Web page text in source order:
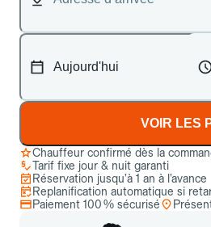
VOIR LES
Chauffeur confirmé dès la
Tarif fixe jour & nuit garanti
Réservation jusqu’à 1 an à l’avance
Replanification automatique si
Paiement 100 % sécurisé